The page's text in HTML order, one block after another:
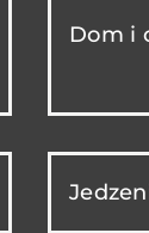
Dom i